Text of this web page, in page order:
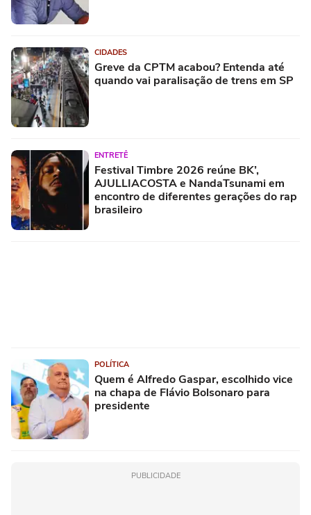
CIDADES
Greve da CPTM acabou? Entenda até
quando vai paralisação de trens em SP
ENTRETÊ
Festival Timbre 2026 reúne BK’,
AJULLIACOSTA e NandaTsunami em
encontro de diferentes gerações do rap
brasileiro
POLÍTICA
Quem é Alfredo Gaspar, escolhido vice
na chapa de Flávio Bolsonaro para
presidente
PUBLICIDADE